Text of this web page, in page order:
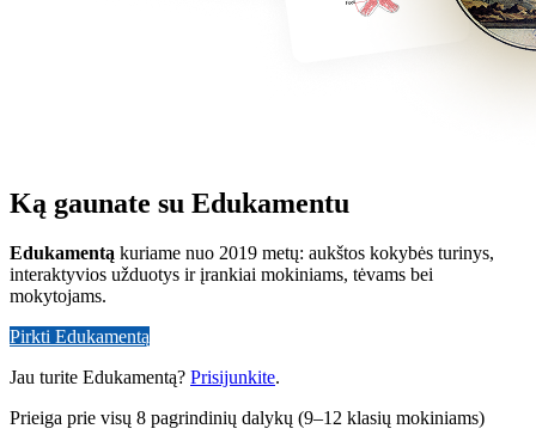
Ką gaunate su Edukamentu
Edukamentą kuriame nuo 2019 metų: aukštos kokybės turinys,
interaktyvios užduotys ir įrankiai mokiniams, tėvams bei
mokytojams.
Pirkti Edukamentą
Jau turite Edukamentą? Prisijunkite.
Prieiga prie visų 8 pagrindinių dalykų (9–12 klasių mokiniams)